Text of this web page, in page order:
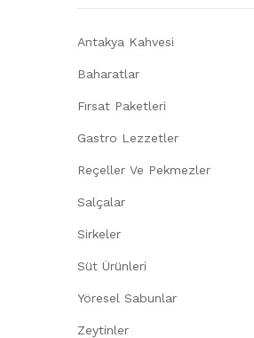
Antakya Kahvesi
Baharatlar
Fırsat Paketleri
Gastro Lezzetler
Reçeller Ve Pekmezler
Salçalar
Sirkeler
Süt Ürünleri
Yöresel Sabunlar
Zeytinler